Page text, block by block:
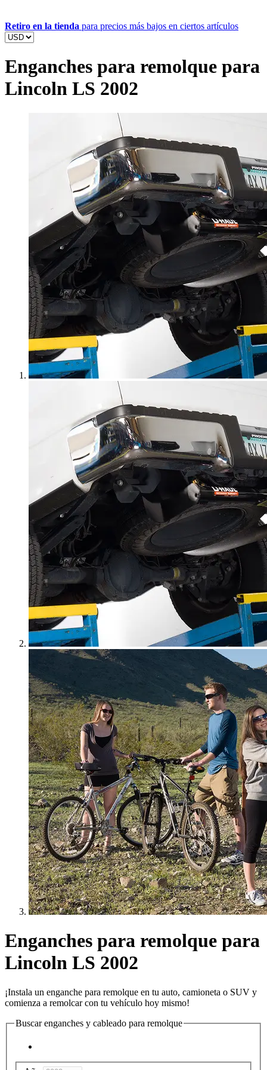
Retiro en la tienda para precios más bajos en ciertos artículos
Enganches para remolque para
Lincoln LS 2002
Enganches para remolque para
Lincoln LS 2002
¡Instala un enganche para remolque en tu auto, camioneta o SUV y
comienza a remolcar con tu vehículo hoy mismo!
Buscar enganches y cableado para remolque